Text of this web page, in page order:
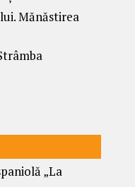
Mănăstirea
„La